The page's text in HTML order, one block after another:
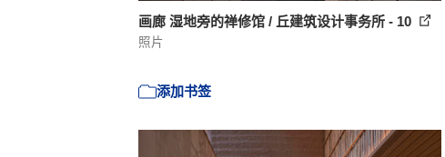
画廊 湿地旁的禅修馆 / 丘建筑设计事务所 - 10
照片
添加书签